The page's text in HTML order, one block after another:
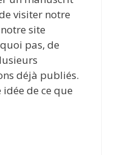
visiter notre
site
pas, de
déjà publiés.
de ce que